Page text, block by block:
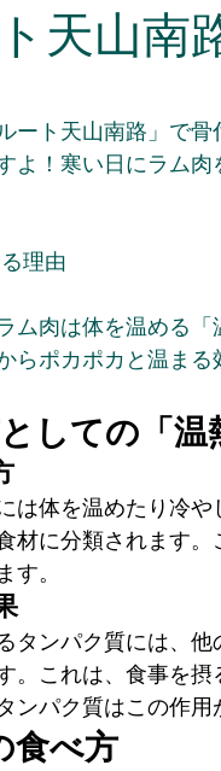
天山南
ート天山南路」で
よ！寒い日にラム
理由
ム肉は体を温める
らポカポカと温ま
しての「温
は体を温めたり冷
材に分類されます
す。
タンパク質には、
。これは、食事を
ンパク質はこの作用
食べ方